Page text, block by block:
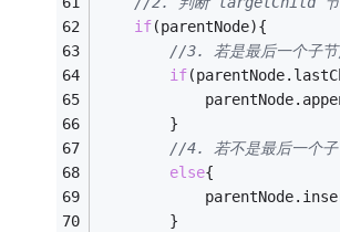
if(parentNode){
//3. 若是最后一个子
if
        }
//4. 若不是最后一个
else{
        }